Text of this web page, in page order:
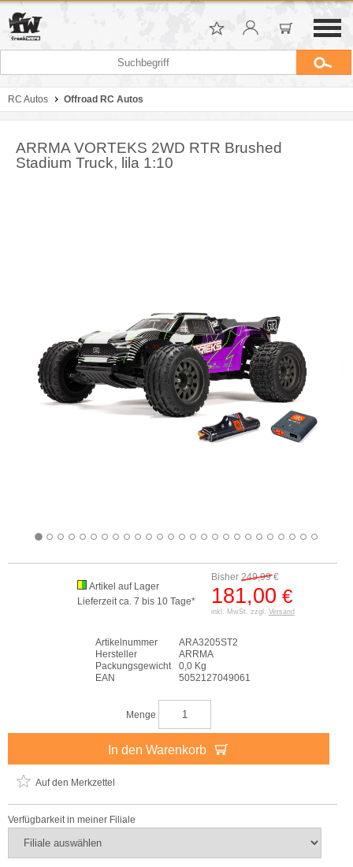
RC Autos Offroad RC Autos
ARRMA VORTEKS 2WD RTR Brushed
Stadium Truck, lila 1:10
Bisher 249,99€
181,00 €
inkl. MwSt. zzgl. Versand
Artikel auf Lager
Lieferzeit ca. 7 bis 10 Tage*
Artikelnummer
ARA3205ST2
Hersteller
ARRMA
Packungsgewicht
0,0 Kg
EAN
5052127049061
Menge
In den Warenkorb
Auf den Merkzettel
Verfügbarkeit in meiner Filiale